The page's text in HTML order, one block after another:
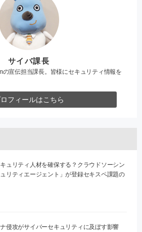
サイバ課長
の宣伝担当課長。皆様にセキュリティ情報を
フィールはこちら
ュリティ人材を確保する？クラウドソーシン
リティエージェント」が登録セキスペ課題の
侵攻がサイバーセキュリティに及ぼす影響